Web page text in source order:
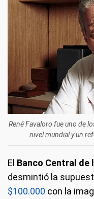
René Favaloro fue uno de
nivel mundial y un
El Banco Central de
desmintió la
$100.000 con la